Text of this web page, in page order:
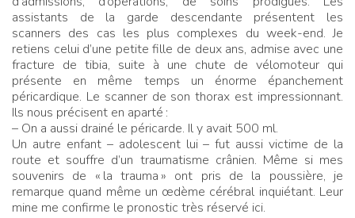
assistants de la garde descendante présentent les
scanners des cas les plus complexes du week-end. Je
retiens celui d’une petite fille de deux ans, admise avec une
fracture de tibia, suite à une chute de vélomoteur qui
présente en même temps un énorme épanchement
péricardique. Le scanner de son thorax est impressionnant.
Ils nous précisent en aparté :
– On a aussi drainé le péricarde. Il y avait 500 ml.
Un autre enfant – adolescent lui – fut aussi victime de la
route et souffre d’un traumatisme crânien. Même si mes
souvenirs de « la trauma » ont pris de la poussière, je
remarque quand même un œdème cérébral inquiétant. Leur
mine me confirme le pronostic très réservé ici.